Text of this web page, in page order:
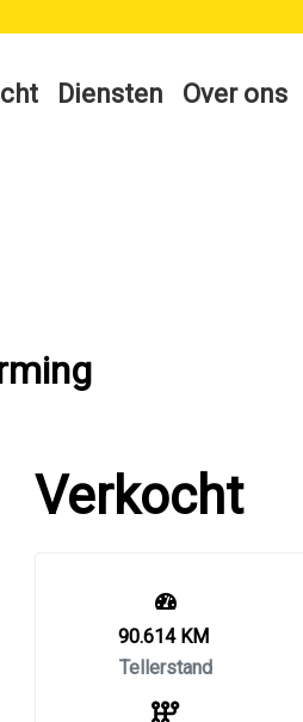
Diensten Over ons
Verkocht
90.614 KM
Tellerstand